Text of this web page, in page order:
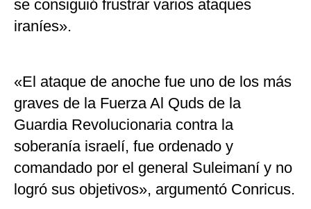
se consiguió frustrar varios ataques
iraníes».
«El ataque de anoche fue uno de los más
graves de la Fuerza Al Quds de la
Guardia Revolucionaria contra la
soberanía israelí, fue ordenado y
comandado por el general Suleimaní y no
logró sus objetivos», argumentó Conricus.